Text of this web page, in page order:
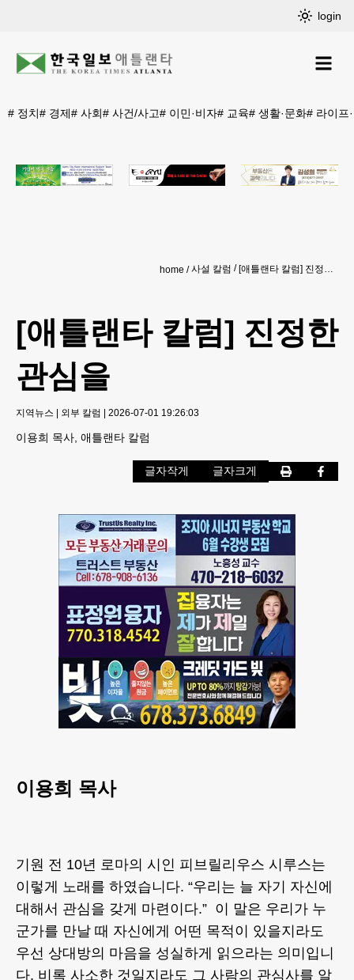
login
# 정치# 경제# 사회# 사건/사고# 이민·비자# 교육# 생활·문화# 라이프
home 사설 칼럼 [애틀랜타 칼럼] 진정한 관심을
[애틀랜타 칼럼] 진정한
관심을
지역뉴스 | 외부 칼럼 | 2026-07-01 19:26:03
이용희 목사, 애틀랜타 칼럼
글자작게 글자크게
이용희 목사
기원 전 10년 로마의 시인 피브릴리우스 시루스는
이렇게 노래를 하였습니다. “우리는 늘 자기 자신에
대해서 관심을 갖게 마련이다.” 이 말은 우리가 누
군가를 만날 때 자신에게 어떤 목적이 있을지라도
우선 상대방의 마음을 성실하게 읽으라는 의미입니
다. 비록 사소한 것일지라도 그 사람의 관심사를 알